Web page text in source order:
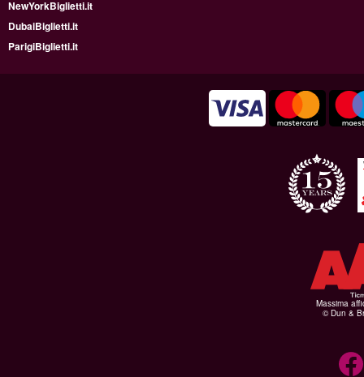
NewYorkBiglietti.it
DubaiBiglietti.it
ParigiBiglietti.it
Massima
© Dun &